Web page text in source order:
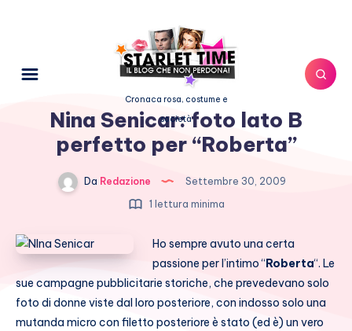
Cronaca rosa, costume e
società
Nina Senicar: foto lato B
perfetto per “Roberta”
Da Redazione
Settembre 30, 2009
1 lettura minima
Ho sempre avuto una certa
passione per l’intimo “ Roberta“. Le
sue campagne pubblicitarie storiche, che prevedevano solo
foto di donne viste dal loro posteriore, con indosso solo una
mutanda micro con filetto posteriore è stato (ed è) un vero